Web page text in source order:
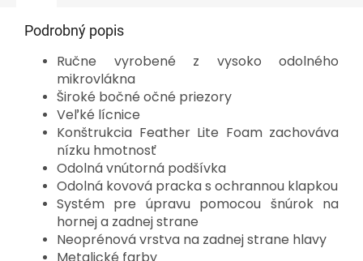
Podrobný popis
Ručne vyrobené z vysoko odolného
mikrovlákna
Široké bočné očné priezory
Veľké lícnice
Konštrukcia Feather Lite Foam zachováva
nízku hmotnosť
Odolná vnútorná podšívka
Odolná kovová pracka s ochrannou klapkou
Systém pre úpravu pomocou šnúrok na
hornej a zadnej strane
Neoprénová vrstva na zadnej strane hlavy
Metalické farby